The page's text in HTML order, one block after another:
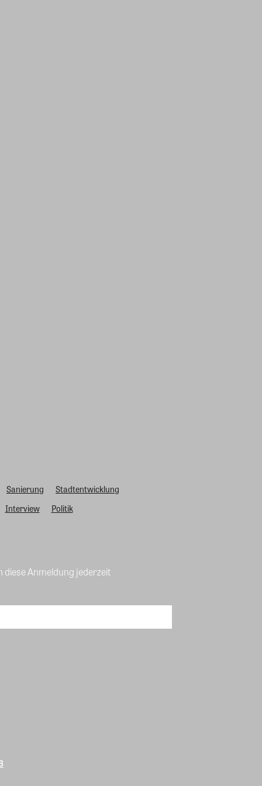
Sanierung
Stadtentwicklung
Interview Politik
diese Anmeldung jederzeit